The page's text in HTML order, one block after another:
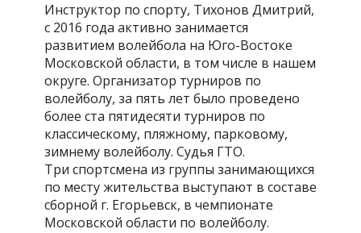
Инструктор по спорту, Тихонов Дмитрий,
с 2016 года активно занимается
развитием волейбола на Юго-Востоке
Московской области, в том числе в нашем
округе. Организатор турниров по
волейболу, за пять лет было проведено
более ста пятидесяти турниров по
классическому, пляжному, парковому,
зимнему волейболу. Судья ГТО.
Три спортсмена из группы занимающихся
по месту жительства выступают в составе
сборной г. Егорьевск, в чемпионате
Московской области по волейболу.